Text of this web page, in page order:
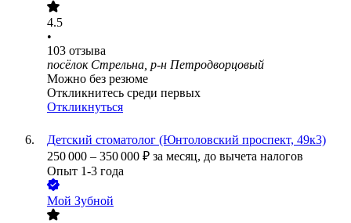
4.5
•
103 отзыва
посёлок Стрельна, р-н Петродворцовый
Можно без резюме
Откликнитесь среди первых
Откликнуться
Детский стоматолог (Юнтоловский проспект, 49к3)
250 000 – 350 000 ₽ за месяц, до вычета налогов
Опыт 1-3 года
Мой Зубной